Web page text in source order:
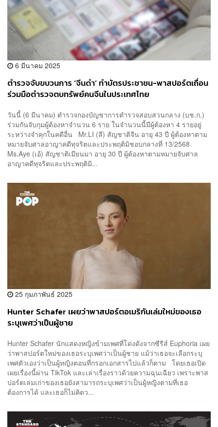
6 มีนาคม 2025
ตำรวจจับขบวนการ ‘จีนดำ’ ทำบัตรประชาชน-พาสปอร์ตเถื่อน
ร่วมมือตำรวจตบทรัพย์คนจีนในประเทศไทย
วันนี้ (6 มีนาคม) ตำรวจกองบัญชาการตำรวจสอบสวนกลาง (บช.ก.)
ร่วมกันจับกุมผู้ต้องหาจำนวน 6 ราย ในจำนวนนี้มีผู้ต้องหา 4 รายอยู่
ระหว่างจำคุกในคดีอื่น Mr.LI (ลี) สัญชาติจีน อายุ 43 ปี ผู้ต้องหาตาม
หมายจับศาลอาญาคดีทุจริตและประพฤติมิชอบกลางที่ 13/2568
Ms.Aye (เอ้) สัญชาติเมียนมา อายุ 30 ปี ผู้ต้องหาตามหมายจับศาล
อาญาคดีทุจริตและประพฤติมิ...
25 กุมภาพันธ์ 2025
Hunter Schafer เผยว่าพาสปอร์ตอเมริกันเล่มใหม่ของเธอ
ระบุเพศว่าเป็นผู้ชาย
Hunter Schafer นักแสดงหญิงข้ามเพศที่โด่งดังจากซีรีส์ Euphoria เผย
ว่าพาสปอร์ตใหม่ของเธอระบุเพศว่าเป็นผู้ชาย แม้ว่าเธอจะเลือกระบุ
เพศตัวเองว่าเป็นผู้หญิงตอนที่กรอกเอกสารไปแล้วก็ตาม โดยเธอเปิด
เผยเรื่องนี้ผ่าน TikTok และเล่าเรื่องราวด้วยความฉุนเฉียว เพราะพาส
ปอร์ตเล่มเก่าของเธอยังสามารถระบุเพศว่าเป็นผู้หญิงตามที่เธอ
ต้องการได้ และเธอก็ไม่คิดว...